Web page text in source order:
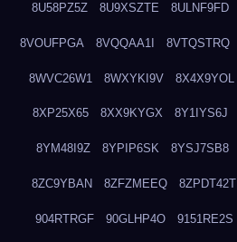
8U58PZ5Z 8U9XSZTE 8ULNF9FD
8VOUFPGA 8VQQAA1I 8VTQSTRQ
8WVC26W1 8WXYKI9V 8X4X9YOL
8XP25X65 8XX9KYGX 8Y1IYS6J
8YM48I9Z 8YPIP6SK 8YSJ7SB8
8ZC9YBAN 8ZFZMEEQ 8ZPDT42T
904RTRGF 90GLHP4O 9151RE2S